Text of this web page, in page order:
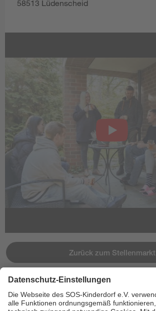
58513 Lüdenscheid
Zurück zum Stellenmarkt
Jetzt bewerben